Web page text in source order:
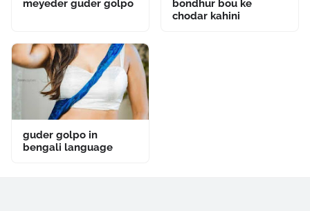
meyeder guder golpo
bondhur bou ke
chodar kahini
guder golpo in
bengali language